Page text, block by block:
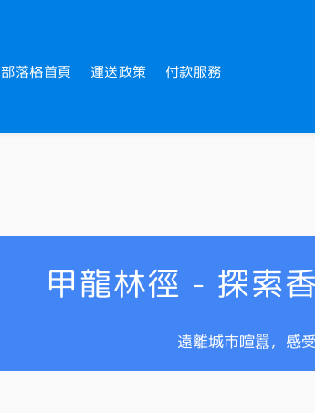
部落格首頁 運送政策 付款服務
甲龍林徑 - 探索
遠離城市喧囂，感